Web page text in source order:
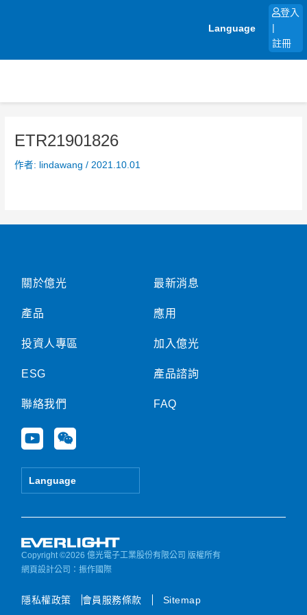
Language
登入
註冊
ETR21901826
作者: lindawang/ 2021.10.01
關於億光
產品
投資人專區
ESG
聯絡我們
Y
o
u
e
W
e
i
Language
最新消息
應用
加入億光
產品諮詢
FAQ
Copyright ©2026 億光電子工業股份有限公司 版權所有
網頁設計公司 ：振作國際
隱私權政策 會員服務條款 Sitemap